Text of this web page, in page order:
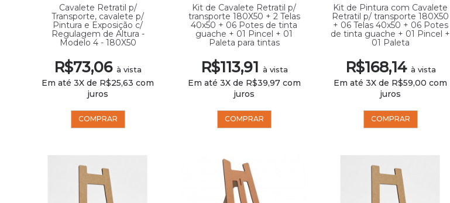
Cavalete Retratil p/
Transporte, cavalete p/
Pintura e Exposição c/
Regulagem de Altura -
Modelo 4 - 180X50
R$73,06 à vista
Em até 3X de R$25,63 com
juros
COMPRAR
Kit de Cavalete Retratil p/
transporte 180X50 + 2 Telas
40x50 + 06 Potes de tinta
guache + 01 Pincel + 01
Paleta para tintas
R$113,91 à vista
Em até 3X de R$39,97 com
juros
COMPRAR
Kit de Pintura com Cavalete
Retratil p/ transporte 180X50
+ 06 Telas 40x50 + 06 Potes
de tinta guache + 01 Pincel +
01 Paleta
R$168,14 à vista
Em até 3X de R$59,00 com
juros
COMPRAR